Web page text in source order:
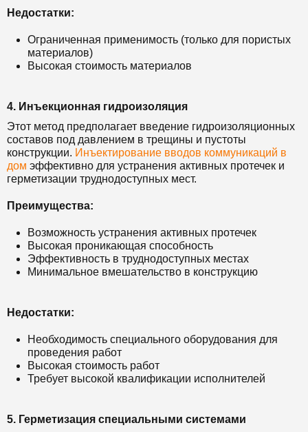
Недостатки:
Ограниченная применимость (только для пористых
материалов)
Высокая стоимость материалов
4. Инъекционная гидроизоляция
Этот метод предполагает введение гидроизоляционных
составов под давлением в трещины и пустоты
конструкции. Инъектирование вводов коммуникаций в
дом эффективно для устранения активных протечек и
герметизации труднодоступных мест.
Преимущества:
Возможность устранения активных протечек
Высокая проникающая способность
Эффективность в труднодоступных местах
Минимальное вмешательство в конструкцию
Недостатки:
Необходимость специального оборудования для
проведения работ
Высокая стоимость работ
Требует высокой квалификации исполнителей
5. Герметизация специальными системами